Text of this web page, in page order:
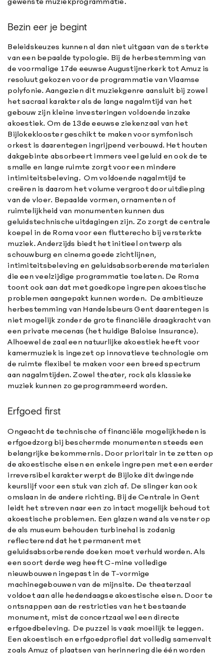
Bezin eer je begint
Beleidskeuzes kunnen al dan niet uitgaan van de sterkte
van een bepaalde typologie. Bij de herbestemming van
de voormalige 17de eeuwse Augustijnerkerk tot Amuz is
resoluut gekozen voor de programmatie van Vlaamse
polyfonie. Aangezien dit muziekgenre aansluit bij zowel
het sacraal karakter als de lange nagalmtijd van het
gebouw zijn kleine investeringen voldoende inzake
akoestiek. Om de 13de eeuwse ziekenzaal van het
Bijlokeklooster geschikt te maken voor symfonisch
orkest is daarentegen ingrijpend verbouwd. Het houten
dakgebinte absorbeert immers veel geluid en ook de te
smalle en lange ruimte zorgt voor een mindere
intimiteitsbeleving. Om voldoende nagalmtijd te
creëren is daarom het volume vergroot door uitdieping
van de vloer. Bepaalde vormen, ornamenten of
ruimtelijkheid van monumenten kunnen dus
geluidstechnische uitdagingen zijn. Zo zorgt de centrale
koepel in de Roma voor een flutterecho bij versterkte
muziek. Anderzijds biedt het initieel ontwerp als
schouwburg en cinema goede zichtlijnen,
intimiteitsbeleving en geluidsabsorberende materialen
die een veelzijdige programmatie toelaten. De Roma
toont ook aan dat met goedkope ingrepen akoestische
problemen aangepakt kunnen worden. De ambitieuze
herbestemming van Handelsbeurs Gent daarentegen is
niet mogelijk zonder de grote financiële draagkracht van
een private mecenas (het huidige Baloise Insurance).
Alhoewel de zaal een natuurlijke akoestiek heeft voor
kamermuziek is ingezet op innovatieve technologie om
de ruimte flexibel te maken voor een breed spectrum
aan nagalmtijden. Zowel theater, rock als klassieke
muziek kunnen zo geprogrammeerd worden.
Erfgoed first
Ongeacht de technische of financiële mogelijkheden is
erfgoedzorg bij beschermde monumenten steeds een
belangrijke bekommernis. Door prioritair in te zetten op
de akoestische eisen en enkele ingrepen met een eerder
irreversibel karakter werpt de Bijloke dit dwingende
keurslijf voor een stuk van zich af. De slinger kan ook
omslaan in de andere richting. Bij de Centrale in Gent
leidt het streven naar een zo intact mogelijk behoud tot
akoestische problemen. Een glazen wand als venster op
de als museum behouden turbinehal is zodanig
reflecterend dat het permanent met
geluidsabsorberende doeken moet verhuld worden. Als
een soort derde weg heeft C-mine volledige
nieuwbouwen ingepast in de T-vormige
machinegebouwen van de mijnsite. De theaterzaal
voldoet aan alle hedendaagse akoestische eisen. Door te
ontsnappen aan de restricties van het bestaande
monument, mist de concertzaal wel een directe
erfgoedbeleving. De puzzel is vaak moeilijk te leggen.
Een akoestisch en erfgoedprofiel dat volledig samenvalt
zoals Amuz of plaatsen van herinnering die één worden